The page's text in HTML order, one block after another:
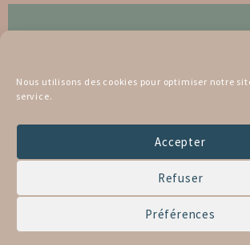
Nous utilisons des cookies pour optimiser notre
service.
Accepter
Refuser
Préférences